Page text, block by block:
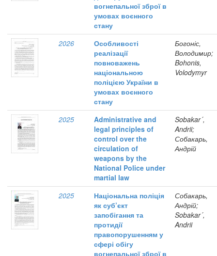
вогнепальної зброї в
умовах воєнного
стану
2026
Особливості
реалізації
повноважень
національною
поліцією України в
умовах воєнного
стану
Богоніс,
Володимир;
Bohonis,
Volodymyr
2025
Administrative and
legal principles of
control over the
circulation of
weapons by the
National Police under
martial law
Sobakar´,
Andrii;
Собакарь,
Андрій
2025
Національна поліція
як суб’єкт
запобігання та
протидії
правопорушенням у
сфері обігу
вогнепальної зброї в
Собакарь,
Андрій;
Sobakar´,
Andrii